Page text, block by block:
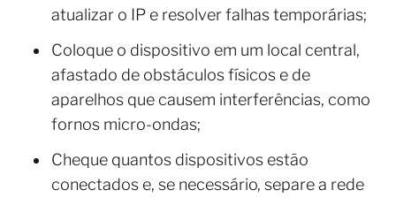
atualizar o IP e resolver falhas temporárias;
Coloque o dispositivo em um local central,
afastado de obstáculos físicos e de
aparelhos que causem interferências, como
fornos micro-ondas;
Cheque quantos dispositivos estão
conectados e, se necessário, separe a rede